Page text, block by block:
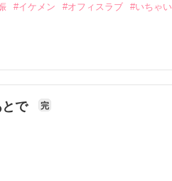
#イケメン #オフィスラブ
#いちゃ
と再会。なんと彼の正体は、とあ
家、社内でも冷徹だと評判な社長
、猫の世話を口実にしばしば呼び
とで 完